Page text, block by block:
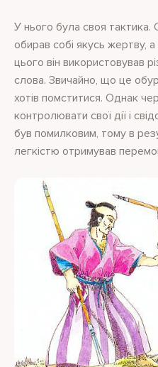
У нього була своя тактика.
обирав собі якусь жертву,
цього він використовував
слова. Звичайно, що це
хотів помститися. Однак
контролювати свої дії і
був помилковим, тому в
легкістю отримував